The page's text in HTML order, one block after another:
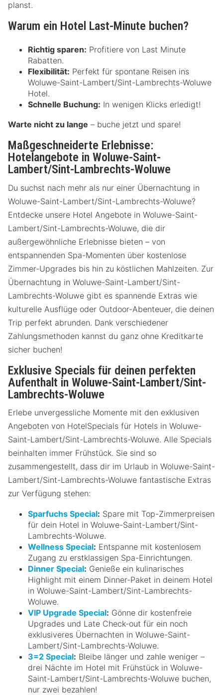
planst.
Warum ein Hotel Last-Minute buchen?
Richtig sparen: Profitiere von Last Minute
Rabatten.
Flexibilität: Perfekt für spontane Reisen ins
Woluwe-Saint-Lambert/Sint-Lambrechts-Woluwe
Hotel.
Schnelle Buchung: In wenigen Klicks erledigt!
Warte nicht zu lange – buche jetzt und spare!
Maßgeschneiderte Erlebnisse:
Hotelangebote in Woluwe-Saint-
Lambert/Sint-Lambrechts-Woluwe
Du suchst nach mehr als nur einer Übernachtung in
Woluwe-Saint-Lambert/Sint-Lambrechts-Woluwe?
Entdecke unsere Hotel Angebote in Woluwe-Saint-
Lambert/Sint-Lambrechts-Woluwe, die dir
außergewöhnliche Erlebnisse bieten – von
entspannenden Spa-Momenten über kostenlose
Zimmer-Upgrades bis hin zu köstlichen Mahlzeiten. Zur
Übernachtung in Woluwe-Saint-Lambert/Sint-
Lambrechts-Woluwe gibt es spannende Extras wie
kulturelle Ausflüge oder Outdoor-Abenteuer, die deinen
Trip perfekt abrunden. Dank verschiedener
Zahlungsmethoden kannst du ganz ohne Kreditkarte
sicher buchen!
Exklusive Specials für deinen perfekten
Aufenthalt in Woluwe-Saint-Lambert/Sint-
Lambrechts-Woluwe
Erlebe unvergessliche Momente mit den exklusiven
Angeboten von HotelSpecials für Hotels in Woluwe-
Saint-Lambert/Sint-Lambrechts-Woluwe. Alle Specials
beinhalten immer Frühstück. Sie sind so
zusammengestellt, dass dir im Urlaub in Woluwe-Saint-
Lambert/Sint-Lambrechts-Woluwe fantastische Extras
zur Verfügung stehen:
Sparfuchs Special: Spare mit Top-Zimmerpreisen
für dein Hotel in Woluwe-Saint-Lambert/Sint-
Lambrechts-Woluwe.
Wellness Special: Entspanne mit kostenlosem
Zugang zu erstklassigen Spa-Einrichtungen.
Dinner Special: Genieße ein kulinarisches
Highlight mit einem Dinner-Paket in deinem Hotel
in Woluwe-Saint-Lambert/Sint-Lambrechts-
Woluwe.
VIP Upgrade Special: Gönne dir kostenfreie
Upgrades und Late Check-out für ein noch
exklusiveres Übernachten in Woluwe-Saint-
Lambert/Sint-Lambrechts-Woluwe.
3=2 Special: Bleibe länger und zahle weniger –
drei Nächte im Hotel mit Frühstück in Woluwe-
Saint-Lambert/Sint-Lambrechts-Woluwe buchen,
nur zwei bezahlen!